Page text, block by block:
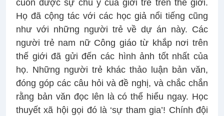
cuốn được sự chú ý của giới trẻ trên thế giới.
Họ đã cộng tác với các học giả nổi tiếng cũng
như với những người trẻ về dự án này. Các
người trẻ nam nữ Công giáo từ khắp nơi trên
thế giới đã gửi đến các hình ảnh tốt nhất của
họ. Những người trẻ khác thảo luận bản văn,
đóng góp các câu hỏi và đề nghị, và chắc chắn
rằng bản văn đọc lên là có thể hiểu ngay. Học
thuyết xã hội gọi đó là ‘sự tham gia’! Chính đội